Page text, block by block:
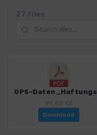
27 files
90.82 KB
Download